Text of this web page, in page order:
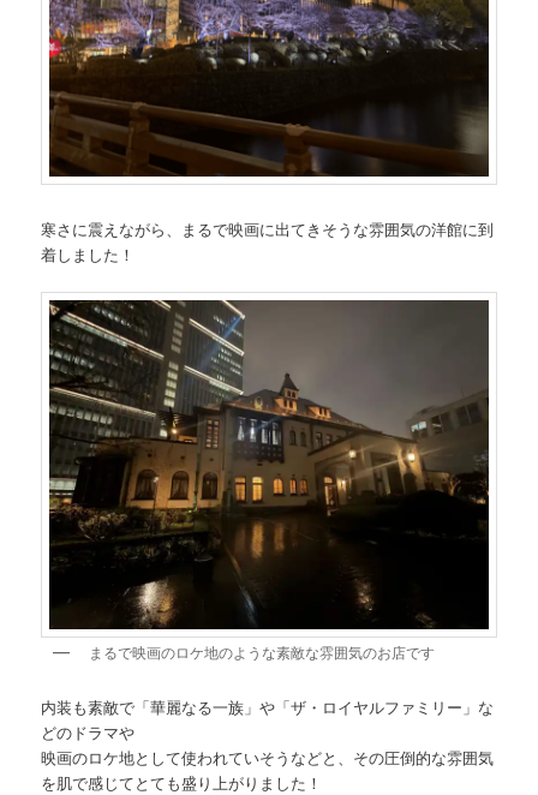
寒さに震えながら、まるで映画に出てきそうな雰囲気の洋館に到
着しました！
まるで映画のロケ地のような素敵な雰囲気のお店です
内装も素敵で「華麗なる一族」や「ザ・ロイヤルファミリー」な
どのドラマや
映画のロケ地として使われていそうなどと、その圧倒的な雰囲気
を肌で感じてとても盛り上がりました！